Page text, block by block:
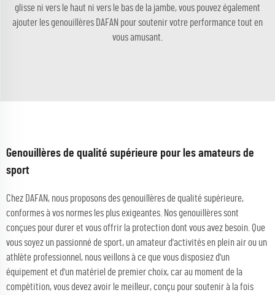
glisse ni vers le haut ni vers le bas de la jambe, vous pouvez également
ajouter les genouillères DAFAN pour soutenir votre performance tout en
vous amusant.
Genouillères de qualité supérieure pour les amateurs de
sport
Chez DAFAN, nous proposons des genouillères de qualité supérieure,
conformes à vos normes les plus exigeantes. Nos genouillères sont
conçues pour durer et vous offrir la protection dont vous avez besoin. Que
vous soyez un passionné de sport, un amateur d'activités en plein air ou un
athlète professionnel, nous veillons à ce que vous disposiez d'un
équipement et d'un matériel de premier choix, car au moment de la
compétition, vous devez avoir le meilleur, conçu pour soutenir à la fois